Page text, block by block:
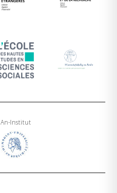
An-Institut